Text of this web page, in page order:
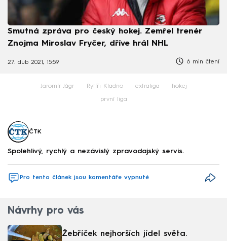
Smutná zpráva pro český hokej. Zemřel trenér
Znojma Miroslav Fryčer, dříve hrál NHL
27. dub 2021, 15:59 6 min čtení
Jaromír Jágr Rytíři Kladno extraliga hokej
první liga
ČTK
Spolehlivý, rychlý a nezávislý zpravodajský servis.
Pro tento článek jsou komentáře vypnuté
Návrhy pro vás
Žebříček nejhorších jídel světa.